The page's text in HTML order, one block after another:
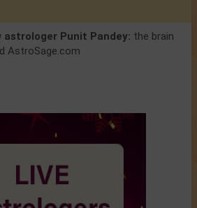
astrologer Punit Pandey: the brain
AstroSage.com